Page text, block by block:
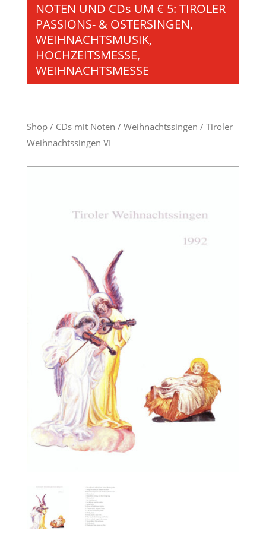
NOTEN UND CDs UM € 5: TIROLER
PASSIONS- & OSTERSINGEN,
WEIHNACHTSMUSIK,
HOCHZEITSMESSE,
WEIHNACHTSMESSE
Shop/ CDs mit Noten / Weihnachtssingen / Tiroler
Weihnachtssingen VI